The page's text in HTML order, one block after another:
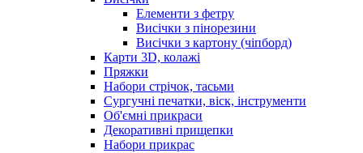
Елементи з фетру
Висічки з пінорезини
Висічки з картону (чіпборд)
Карти 3D, колажі
Пряжки
Набори стрічок, тасьми
Сургучні печатки, віск, інструменти
Об'ємні прикраси
Декоративні прищепки
Набори прикрас